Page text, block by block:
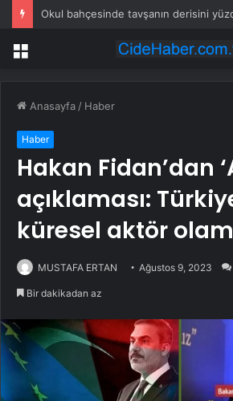
Menü
Anasayfa / Haber
Haber
Hakan Fidan’dan
açıklaması:
küresel aktör
MUSTAFA ERTAN Ağustos 9, 2023
Bir dakikadan az